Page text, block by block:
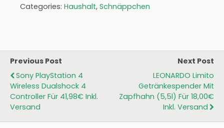
Categories: Haushalt, Schnäppchen
Previous Post
Sony PlayStation 4
Wireless Dualshock 4
Controller Für 41,98€ Inkl.
Versand
Next Post
LEONARDO Limito
Getränkespender Mit
Zapfhahn (5,5l) Für 18,00€
Inkl. Versand